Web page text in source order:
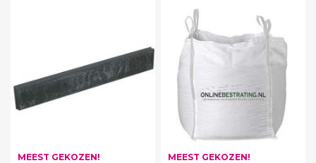
MEEST GEKOZEN! MEEST GEKOZEN!